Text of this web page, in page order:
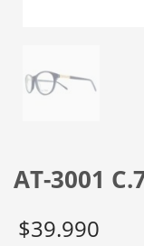
AT-3001
$39.990